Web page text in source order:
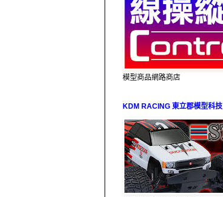
模型商品網路商店
KDM RACING 東立郡模型科技